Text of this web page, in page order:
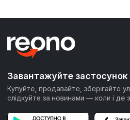
Завантажуйте застосунок
Купуйте, продавайте, зберігайте
слідкуйте за новинами — коли і де